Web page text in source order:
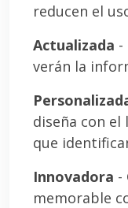
reducen el
Actualizada -
verán la
diseña con el
que
Innovadora -
memorable